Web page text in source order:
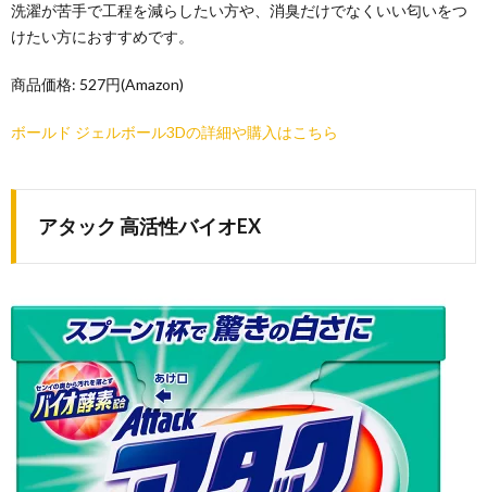
洗濯が苦手で工程を減らしたい方や、消臭だけでなくいい匂いをつ
けたい方におすすめです。
商品価格: 527円(Amazon)
ボールド ジェルボール3Dの詳細や購入はこちら
アタック 高活性バイオEX